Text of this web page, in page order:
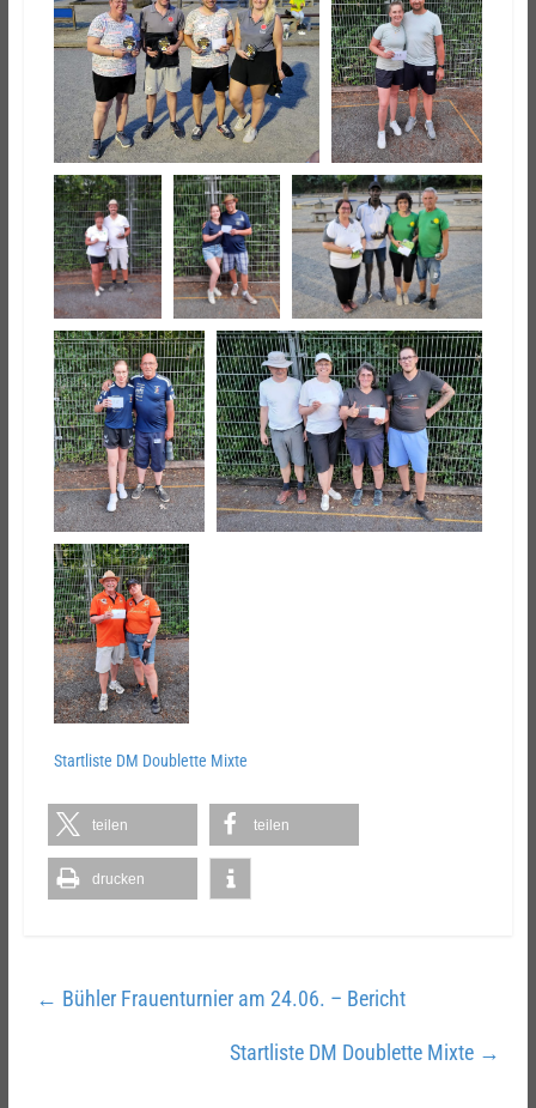
Startliste DM Doublette Mixte
teilen teilen
drucken
← Bühler Frauenturnier am 24.06. – Bericht
Startliste DM Doublette Mixte →